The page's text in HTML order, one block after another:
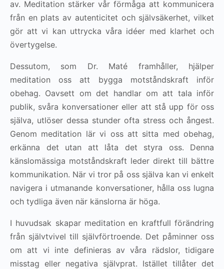
av. Meditation stärker vår förmåga att kommunicera
från en plats av autenticitet och självsäkerhet, vilket
gör att vi kan uttrycka våra idéer med klarhet och
övertygelse.
Dessutom, som Dr. Maté framhåller, hjälper
meditation oss att bygga motståndskraft inför
obehag. Oavsett om det handlar om att tala inför
publik, svåra konversationer eller att stå upp för oss
själva, utlöser dessa stunder ofta stress och ångest.
Genom meditation lär vi oss att sitta med obehag,
erkänna det utan att låta det styra oss. Denna
känslomässiga motståndskraft leder direkt till bättre
kommunikation. När vi tror på oss själva kan vi enkelt
navigera i utmanande konversationer, hålla oss lugna
och tydliga även när känslorna är höga.
I huvudsak skapar meditation en kraftfull förändring
från självtvivel till självförtroende. Det påminner oss
om att vi inte definieras av våra rädslor, tidigare
misstag eller negativa självprat. Istället tillåter det